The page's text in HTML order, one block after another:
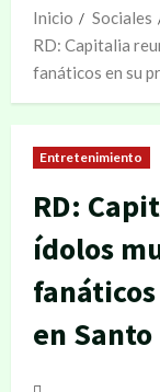
Inicio Sociales
RD: Capitalia
fanáticos en su
Entretenimiento
RD:
ídolos
en